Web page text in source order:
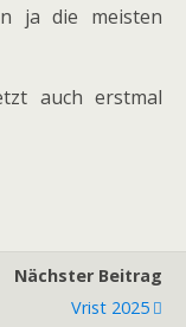
ja die meisten
auch erstmal
Nächster Beitrag
Vrist 2025